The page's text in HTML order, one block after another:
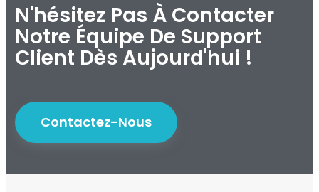
N'hésitez Pas À Contacter
Notre Équipe De Support
Client Dès Aujourd'hui !
Contactez-Nous